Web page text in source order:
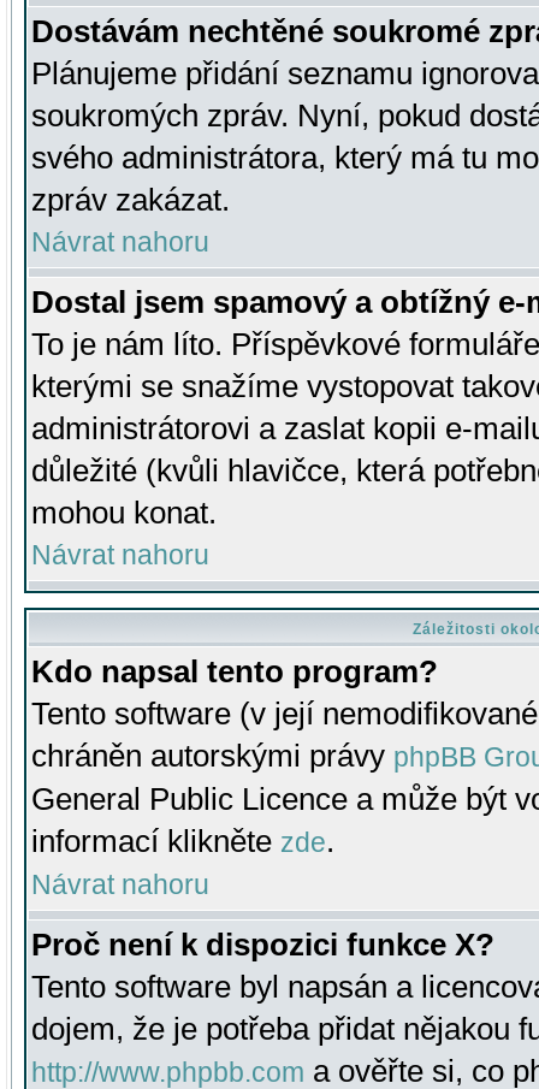
Dostávám nechtěné soukromé
Plánujeme přidání seznamu
soukromých zpráv. Nyní, pokud
svého administrátora, který má tu
zpráv zakázat.
Návrat nahoru
Dostal jsem spamový a obtížný
To je nám líto. Příspěvkové
kterými se snažíme vystopovat
administrátorovi a zaslat kopii e-
důležité (kvůli hlavičce, která
mohou konat.
Návrat nahoru
Záležitosti
Kdo napsal tento program?
Tento software (v její
chráněn autorskými právy phpBB
General Public Licence a může být
informací klikněte zde.
Návrat nahoru
Proč není k dispozici funkce X?
Tento software byl napsán a
dojem, že je potřeba přidat nějakou
http://www.phpbb.com a ověřte si, co